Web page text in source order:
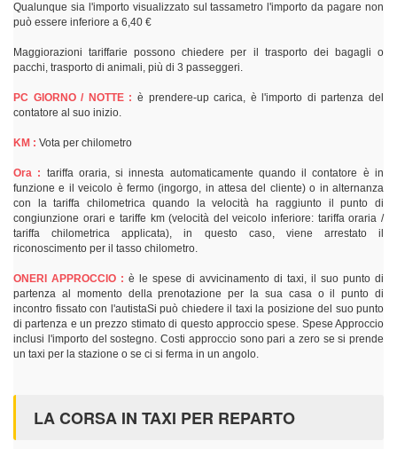
Qualunque sia l'importo visualizzato sul tassametro l'importo da pagare non
può essere inferiore a 6,40 €
Maggiorazioni tariffarie possono chiedere per il trasporto dei bagagli o
pacchi, trasporto di animali, più di 3 passeggeri.
PC GIORNO / NOTTE : è prendere-up carica, è l'importo di partenza del
contatore al suo inizio.
KM : Vota per chilometro
Ora : tariffa oraria, si innesta automaticamente quando il contatore è in
funzione e il veicolo è fermo (ingorgo, in attesa del cliente) o in alternanza
con la tariffa chilometrica quando la velocità ha raggiunto il punto di
congiunzione orari e tariffe km (velocità del veicolo inferiore: tariffa oraria /
tariffa chilometrica applicata), in questo caso, viene arrestato il
riconoscimento per il tasso chilometro.
ONERI APPROCCIO : è le spese di avvicinamento di taxi, il suo punto di
partenza al momento della prenotazione per la sua casa o il punto di
incontro fissato con l'autistaSi può chiedere il taxi la posizione del suo punto
di partenza e un prezzo stimato di questo approccio spese. Spese Approccio
inclusi l'importo del sostegno. Costi approccio sono pari a zero se si prende
un taxi per la stazione o se ci si ferma in un angolo.
LA CORSA IN TAXI PER REPARTO